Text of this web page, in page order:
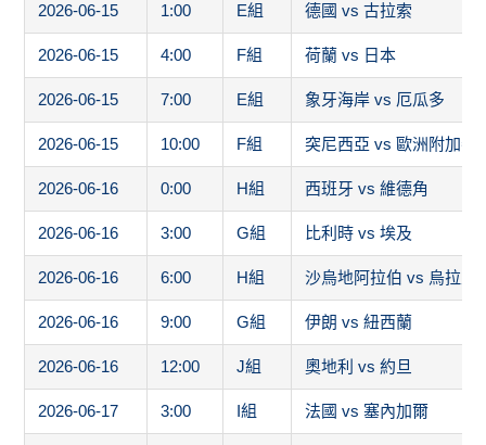
2026-06-15 1:00 E組 德國 vs 古拉索
2026-06-15 4:00 F組 荷蘭 vs 日本
2026-06-15 7:00 E組 象牙海岸 vs 厄瓜多
2026-06-15 10:00 F組 突尼西亞 vs 歐洲附加賽
2026-06-16 0:00 H組 西班牙 vs 維德角
2026-06-16 3:00 G組 比利時 vs 埃及
2026-06-16 6:00 H組 沙烏地阿拉伯 vs 烏拉圭
2026-06-16 9:00 G組 伊朗 vs 紐西蘭
2026-06-16 12:00 J組 奧地利 vs 約旦
2026-06-17 3:00 I組 法國 vs 塞內加爾